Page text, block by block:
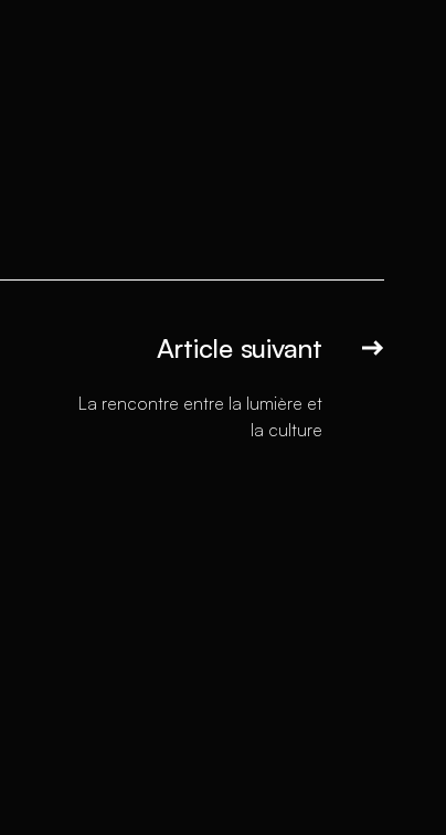
Article suivant
La rencontre entre la lumière et
la culture